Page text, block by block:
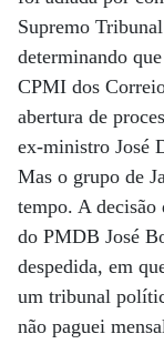
Supremo
determinando
CPMI dos
abertura de
ex-ministro José
Mas o grupo de
tempo. A
do PMDB José
despedida, em
um tribunal
não paguei